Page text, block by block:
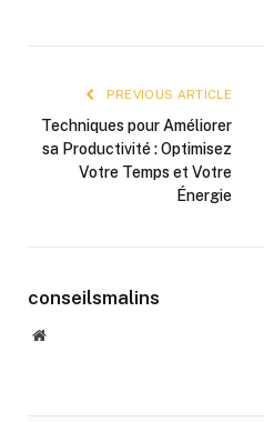
PREVIOUS ARTICLE
Techniques pour Améliorer
sa Productivité : Optimisez
Votre Temps et Votre
Énergie
conseilsmalins
Website